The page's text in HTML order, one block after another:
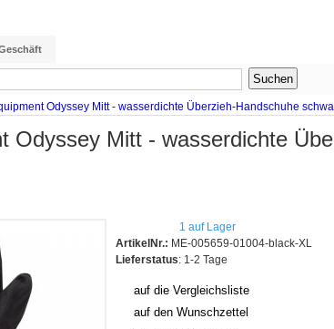
Odyssey Mitt - wasserdichte Überzieh-Handschuhe
Odyssey Mitt - wasserdichte
1 auf Lager
ArtikelNr.: ME-005659-01004-black-XL
Lieferstatus: 1-2 Tage
auf die Vergleichsliste
auf den Wunschzettel